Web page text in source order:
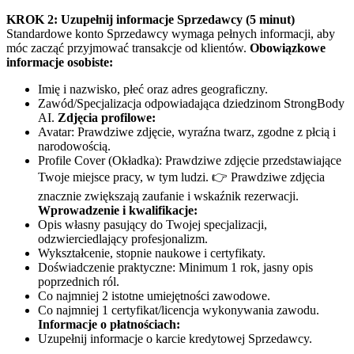
KROK 2: Uzupełnij informacje Sprzedawcy (5 minut)
Standardowe konto Sprzedawcy wymaga pełnych informacji, aby
móc zacząć przyjmować transakcje od klientów. Obowiązkowe
informacje osobiste:
Imię i nazwisko, płeć oraz adres geograficzny.
Zawód/Specjalizacja odpowiadająca dziedzinom StrongBody
AI. Zdjęcia profilowe:
Avatar: Prawdziwe zdjęcie, wyraźna twarz, zgodne z płcią i
narodowością.
Profile Cover (Okładka): Prawdziwe zdjęcie przedstawiające
Twoje miejsce pracy, w tym ludzi. 👉 Prawdziwe zdjęcia
znacznie zwiększają zaufanie i wskaźnik rezerwacji.
Wprowadzenie i kwalifikacje:
Opis własny pasujący do Twojej specjalizacji,
odzwierciedlający profesjonalizm.
Wykształcenie, stopnie naukowe i certyfikaty.
Doświadczenie praktyczne: Minimum 1 rok, jasny opis
poprzednich ról.
Co najmniej 2 istotne umiejętności zawodowe.
Co najmniej 1 certyfikat/licencja wykonywania zawodu.
Informacje o płatnościach:
Uzupełnij informacje o karcie kredytowej Sprzedawcy.